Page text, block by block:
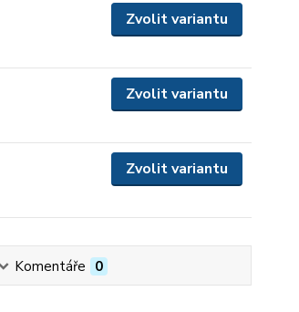
Zvolit variantu
Zvolit variantu
Zvolit variantu
Komentáře 0